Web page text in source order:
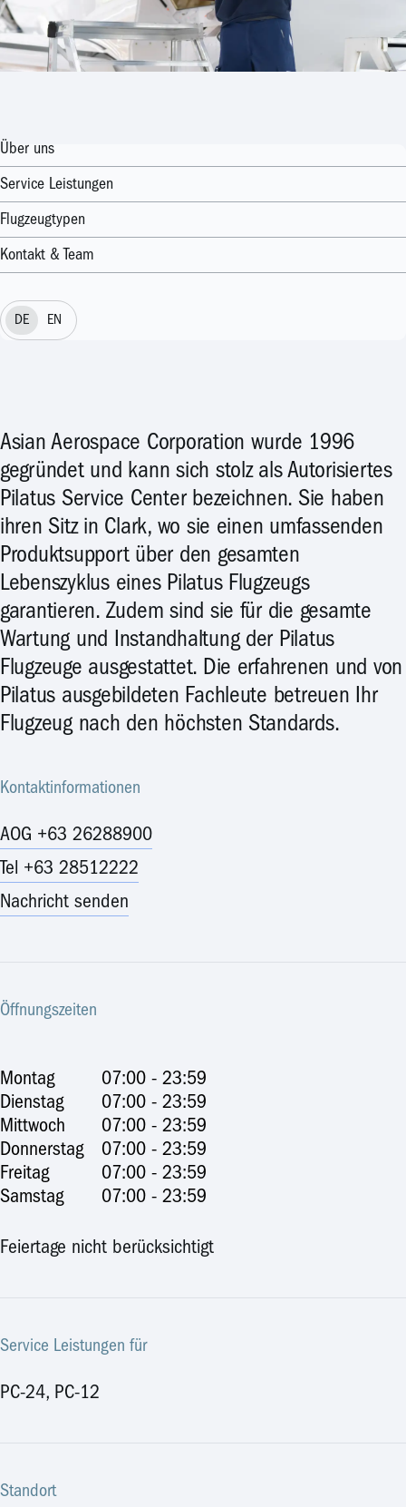
Über uns
Service Leistungen
Flugzeugtypen
Kontakt & Team
DE EN
Asian Aerospace Corporation wurde 1996
gegründet und kann sich stolz als Autorisiertes
Pilatus Service Center bezeichnen. Sie haben
ihren Sitz in Clark, wo sie einen umfassenden
Produktsupport über den gesamten
Lebenszyklus eines Pilatus Flugzeugs
garantieren. Zudem sind sie für die gesamte
Wartung und Instandhaltung der Pilatus
Flugzeuge ausgestattet. Die erfahrenen und von
Pilatus ausgebildeten Fachleute betreuen Ihr
Flugzeug nach den höchsten Standards.
Kontaktinformationen
AOG +63 26288900
Tel +63 28512222
Nachricht senden
Öffnungszeiten
Montag
07:00 - 23:59
Dienstag
07:00 - 23:59
Mittwoch
07:00 - 23:59
Donnerstag
07:00 - 23:59
Freitag
07:00 - 23:59
Samstag
07:00 - 23:59
Feiertage nicht berücksichtigt
Service Leistungen für
PC-24, PC-12
Standort